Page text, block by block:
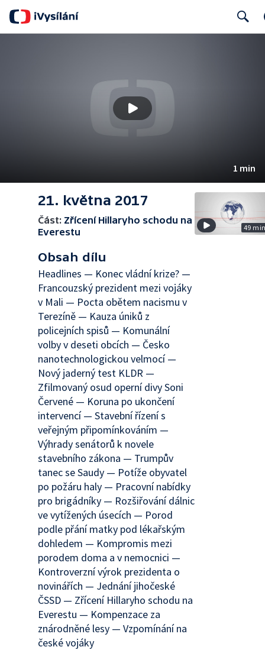
1 min
21. května 2017
Část: Zřícení Hillaryho schodu na
Everestu
Obsah dílu
Headlines — Konec vládní krize? —
Francouzský prezident mezi vojáky
v Mali — Pocta obětem nacismu v
Terezíně — Kauza úniků z
policejních spisů — Komunální
volby v deseti obcích — Česko
nanotechnologickou velmocí —
Nový jaderný test KLDR —
Zfilmovaný osud operní divy Soni
Červené — Koruna po ukončení
intervencí — Stavební řízení s
veřejným připomínkováním —
Výhrady senátorů k novele
stavebního zákona — Trumpův
tanec se Saudy — Potíže obyvatel
po požáru haly — Pracovní nabídky
pro brigádníky — Rozšiřování dálnic
ve vytížených úsecích — Porod
podle přání matky pod lékařským
dohledem — Kompromis mezi
porodem doma a v nemocnici —
Kontroverzní výrok prezidenta o
novinářích — Jednání jihočeské
ČSSD — Zřícení Hillaryho schodu na
Everestu — Kompenzace za
znárodněné lesy — Vzpomínání na
české vojáky
49